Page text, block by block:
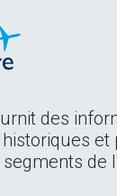
des
et
de